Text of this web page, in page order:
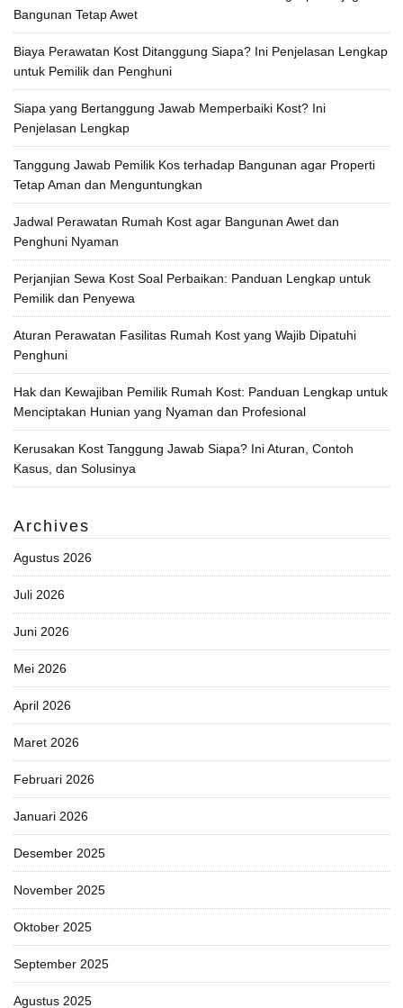
Bangunan Tetap Awet
Biaya Perawatan Kost Ditanggung Siapa? Ini Penjelasan Lengkap
untuk Pemilik dan Penghuni
Siapa yang Bertanggung Jawab Memperbaiki Kost? Ini
Penjelasan Lengkap
Tanggung Jawab Pemilik Kos terhadap Bangunan agar Properti
Tetap Aman dan Menguntungkan
Jadwal Perawatan Rumah Kost agar Bangunan Awet dan
Penghuni Nyaman
Perjanjian Sewa Kost Soal Perbaikan: Panduan Lengkap untuk
Pemilik dan Penyewa
Aturan Perawatan Fasilitas Rumah Kost yang Wajib Dipatuhi
Penghuni
Hak dan Kewajiban Pemilik Rumah Kost: Panduan Lengkap untuk
Menciptakan Hunian yang Nyaman dan Profesional
Kerusakan Kost Tanggung Jawab Siapa? Ini Aturan, Contoh
Kasus, dan Solusinya
Archives
Agustus 2026
Juli 2026
Juni 2026
Mei 2026
April 2026
Maret 2026
Februari 2026
Januari 2026
Desember 2025
November 2025
Oktober 2025
September 2025
Agustus 2025